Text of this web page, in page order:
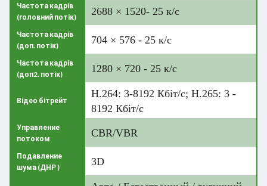
Частота кадрів
(головний потік)
2688 × 1520- 25 к/с
Частота кадрів
(доп. потік)
704 × 576 - 25 к/с
Частота кадрів
(доп2. потік)
1280 × 720 - 25 к/с
Відео бітрейт
H.264: 3-8192 Кбіт/с; H.265: 3 -
8192 Кбіт/с
Управление
потоком
CBR/VBR
Подавление
шума (ДНР )
3D